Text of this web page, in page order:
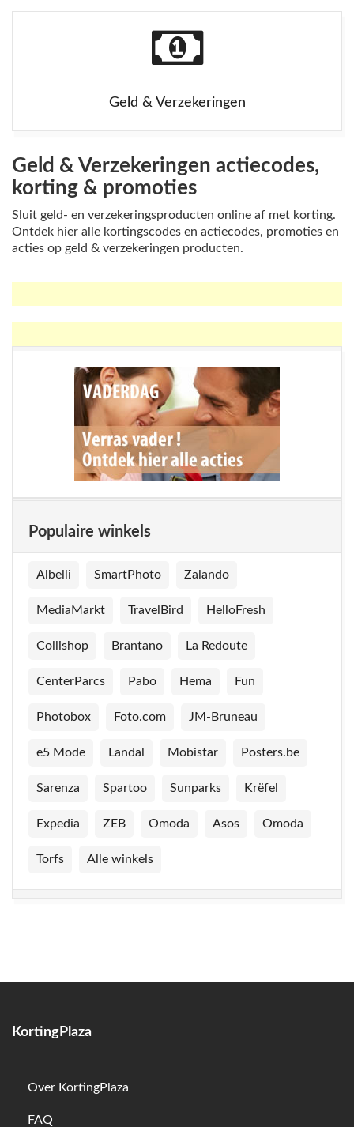
Geld & Verzekeringen
Geld & Verzekeringen actiecodes,
korting & promoties
Sluit geld- en verzekeringsproducten online af met korting.
Ontdek hier alle kortingscodes en actiecodes, promoties en
acties op geld & verzekeringen producten.
Populaire winkels
Albelli SmartPhoto Zalando
MediaMarkt TravelBird HelloFresh
Collishop Brantano La Redoute
CenterParcs Pabo Hema Fun
Photobox Foto.com JM-Bruneau
e5 Mode Landal Mobistar Posters.be
Sarenza Spartoo Sunparks Krëfel
Expedia ZEB Omoda Asos Omoda
Torfs Alle winkels
KortingPlaza
Over KortingPlaza
FAQ